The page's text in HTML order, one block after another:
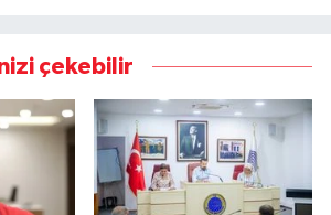
çekebilir